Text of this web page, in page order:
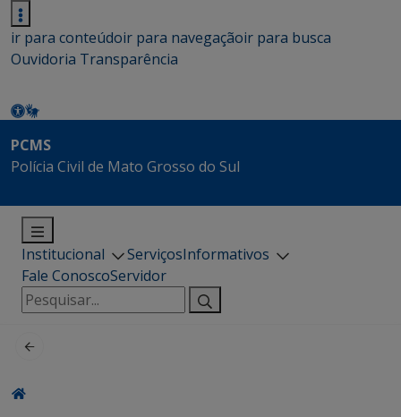
ir para conteúdoir para navegaçãoir para busca
Ouvidoria Transparência
PCMS
Polícia Civil de Mato Grosso do Sul
Institucional ServiçosInformativos
Fale ConoscoServidor
Pesquisar
por: